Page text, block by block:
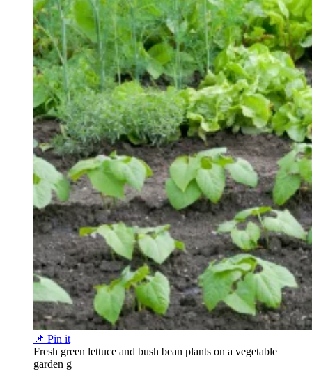
📌 Pin it
Fresh green lettuce and bush bean plants on a vegetable
garden g